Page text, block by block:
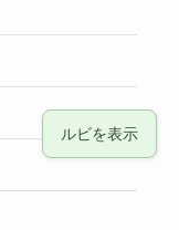
ルビを表示